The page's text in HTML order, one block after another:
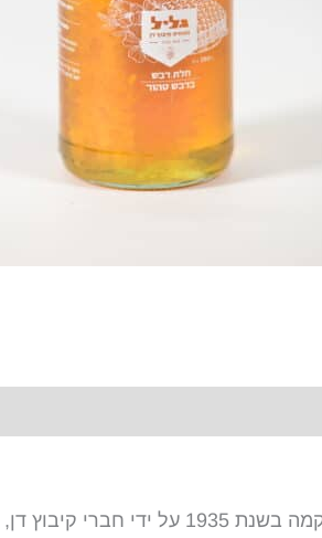
מכוורת קיבוץ דן הוקמה